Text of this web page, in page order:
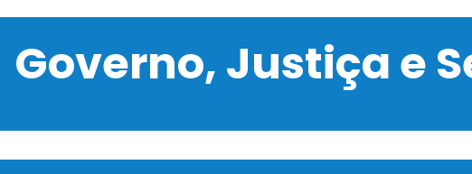
Governo, Justiça e